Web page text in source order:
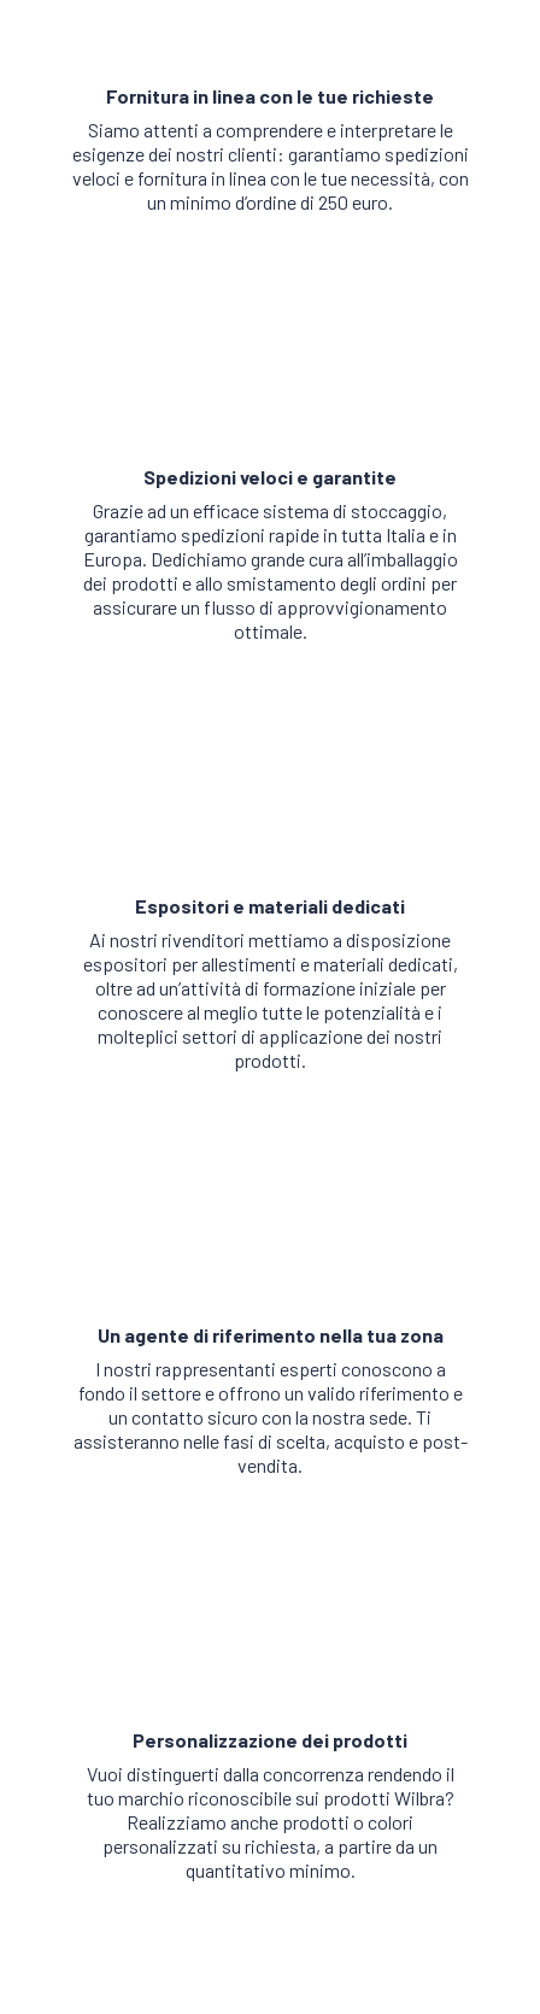
Fornitura in linea con le tue richieste
Siamo attenti a comprendere e interpretare le
esigenze dei nostri clienti: garantiamo spedizioni
veloci e fornitura in linea con le tue necessità, con
un minimo d’ordine di 250 euro.
Spedizioni veloci e garantite
Grazie ad un efficace sistema di stoccaggio,
garantiamo spedizioni rapide in tutta Italia e in
Europa. Dedichiamo grande cura all’imballaggio
dei prodotti e allo smistamento degli ordini per
assicurare un flusso di approvvigionamento
ottimale.
Espositori e materiali dedicati
Ai nostri rivenditori mettiamo a disposizione
espositori per allestimenti e materiali dedicati,
oltre ad un’attività di formazione iniziale per
conoscere al meglio tutte le potenzialità e i
molteplici settori di applicazione dei nostri
prodotti.
Un agente di riferimento nella tua zona
I nostri rappresentanti esperti conoscono a
fondo il settore e offrono un valido riferimento e
un contatto sicuro con la nostra sede. Ti
assisteranno nelle fasi di scelta, acquisto e post-
vendita.
Personalizzazione dei prodotti
Vuoi distinguerti dalla concorrenza rendendo il
tuo marchio riconoscibile sui prodotti Wilbra?
Realizziamo anche prodotti o colori
personalizzati su richiesta, a partire da un
quantitativo minimo.